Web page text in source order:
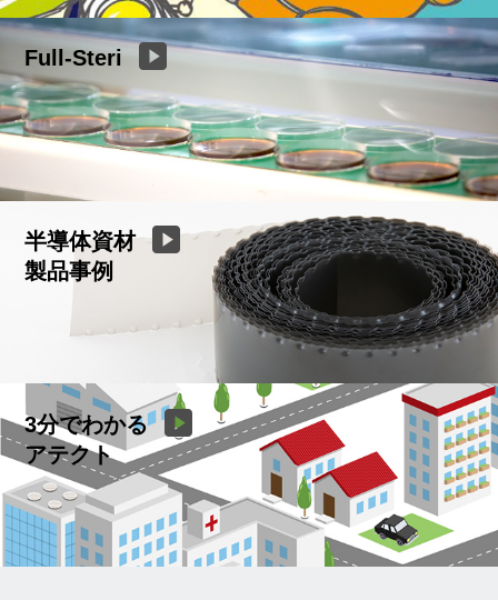
Full-Steri
半導体資材
製品事例
3分でわかる
アテクト